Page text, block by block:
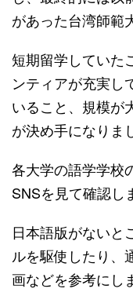
があった台湾師範
短期留学していた
ンティアが充実し
いること、規模が
が決め手になりま
各大学の語学学校
SNSを見て確認し
日本語版がないと
ルを駆使したり、
画などを参考にし